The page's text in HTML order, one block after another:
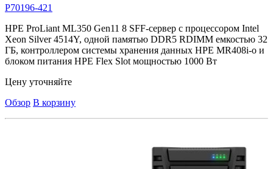
P70196-421
HPE ProLiant ML350 Gen11 8 SFF-сервер с процессором Intel
Xeon Silver 4514Y, одной памятью DDR5 RDIMM емкостью 32
ГБ, контроллером системы хранения данных HPE MR408i-o и
блоком питания HPE Flex Slot мощностью 1000 Вт
Цену уточняйте
Обзор В корзину